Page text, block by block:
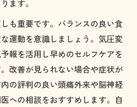
ます。
も重要です。バランスの良い食
運動を意識しましょう。気圧変
報を活用し早めのセルフケアを
改善が見られない場合や症状が
の評判の良い頭痛外来や脳神経
への相談をおすすめします。自